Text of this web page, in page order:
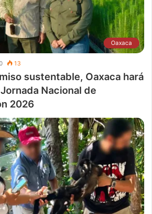
Oaxaca
13
sustentable, Oaxaca hará
Nacional de
2026